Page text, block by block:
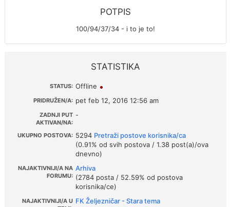
POTPIS
100/94/37/34 - i to je to!
STATISTIKA
STATUS: Offline
PRIDRUŽEN/A: pet feb 12, 2016 12:56 am
ZADNJI PUT
AKTIVAN/NA:
-
UKUPNO POSTOVA: 5294 Pretraži postove korisnika/ca
(0.91% od svih postova / 1.38 post(a)/ova
dnevno)
NAJAKTIVNIJI/A NA
FORUMU:
Arhiva
(2784 posta / 52.59% od postova
korisnika/ce)
NAJAKTIVNIJI/A U FK Željezničar - Stara tema